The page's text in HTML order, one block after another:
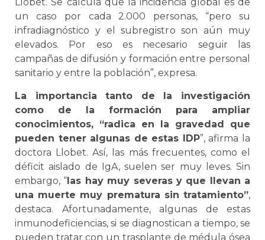
Llobet. Se calcula que la incidencia global es de
un caso por cada 2.000 personas, “pero su
infradiagnóstico y el subregistro son aún muy
elevados. Por eso es necesario seguir las
campañas de difusión y formación entre personal
sanitario y entre la población”, expresa.
La importancia tanto de la investigación
como de la formación para ampliar
conocimientos, “radica en la gravedad que
pueden tener algunas de estas IDP”, afirma la
doctora Llobet. Así, las más frecuentes, como el
déficit aislado de IgA, suelen ser muy leves. Sin
embargo, “las hay muy severas y que llevan a
una muerte muy prematura sin tratamiento”,
destaca. Afortunadamente, algunas de estas
inmunodeficiencias, si se diagnostican a tiempo, se
pueden tratar con un trasplante de médula ósea